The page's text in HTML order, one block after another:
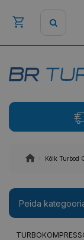
Kõik Turbod
Peida